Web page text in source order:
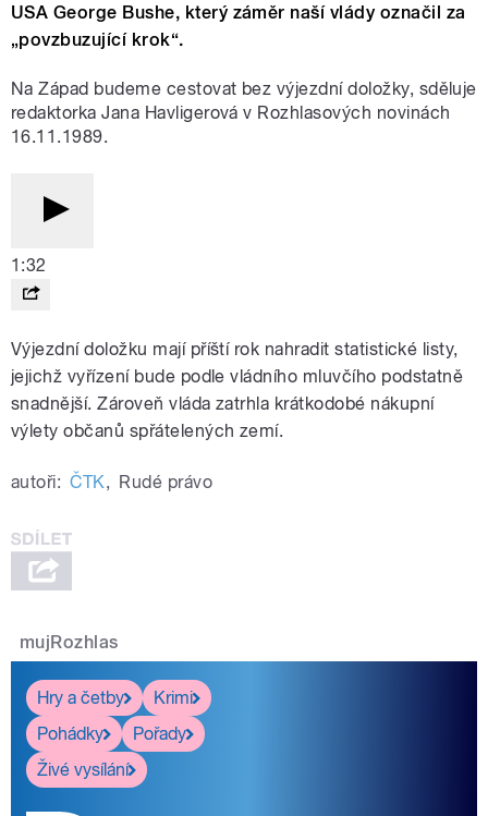
USA George Bushe, který záměr naší vlády označil za
„povzbuzující krok“.
Na Západ budeme cestovat bez výjezdní doložky, sděluje
redaktorka Jana Havligerová v Rozhlasových novinách
16.11.1989.
1:32
Výjezdní doložku mají příští rok nahradit statistické listy,
jejichž vyřízení bude podle vládního mluvčího podstatně
snadnější. Zároveň vláda zatrhla krátkodobé nákupní
výlety občanů spřátelených zemí.
autoři: ČTK, Rudé právo
mujRozhlas
Hry a četby
Krimi
Pohádky
Pořady
Živé vysílání